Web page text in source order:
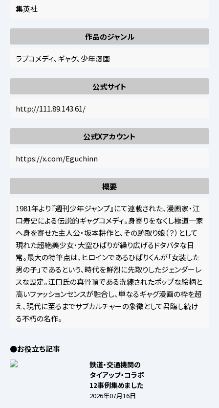
集英社
作品のジャンル
ラブコメディ、ギャグ、少年漫画
公式サイト
http://111.89.143.61/
公式Xアカウント
https://x.com/Eguchinn
概要
1981年より『週刊少年ジャンプ』にて連載された、漫画家・江
口寿史による伝説的ギャグコメディ。身寄りをなくし極道一家
へ身を寄せた主人公・坂本耕作と、その跡取り娘（？）として
現れた超絶美少女・大空ひばりが繰り広げるドタバタな日
常。最大の特筆点は、ヒロインであるひばりくんが「女装した
男の子」であるという、時代を鮮烈に先取りしたジェンダーレ
スな設定。江口氏の真骨頂である洗練されたポップな絵柄と
高いファッションセンスが融合し、単なるギャグ漫画の枠を超
え、現代に至るまでサブカルチャーの象徴として君臨し続け
る不朽の名作。
●お役立ち記事
鉄道・交通機関の
タイアップ・コラボ
12事例集めました
2026年07月16日